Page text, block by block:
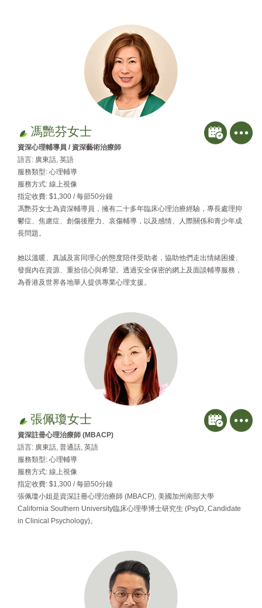
馮艷芬女士
資深心理輔導員 / 資深藝術治療師
語言: 廣東話, 英語
服務類型: 心理輔導
服務方式: 線上視像
指定收費: $1,300 / 每節50分鐘
馮艷芬女士為資深輔導員，擁有二十多年臨床心理治療經驗，專長處理抑
鬱症、焦慮症、創傷後壓力、哀傷輔導，以及感情、人際關係和青少年成
長問題。
她以溫暖、真誠及富同理心的態度陪伴受助者，協助他們走出情緒困擾、
發掘內在資源、重拾信心與希望。透過安全保密的網上及面談輔導服務，
為香港及世界各地華人提供專業心理支援。
張佩瓊女士
資深註冊心理治療師 (MBACP)
語言: 廣東話, 普通話, 英語
服務類型: 心理輔導
服務方式: 線上視像
指定收費: $1,300 / 每節50分鐘
張佩瓊小姐是資深註冊心理治療師 (MBACP), 美國加州南部大學
California Southern University臨床心理學博士研究生 (PsyD, Candidate
in Clinical Psychology)。